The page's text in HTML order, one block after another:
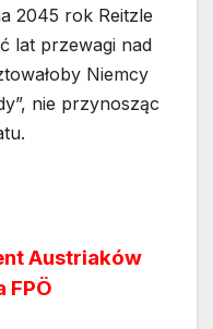
2045 rok Reitzle
lat przewagi nad
Niemcy
nie przynosząc
Austriaków
FPÖ